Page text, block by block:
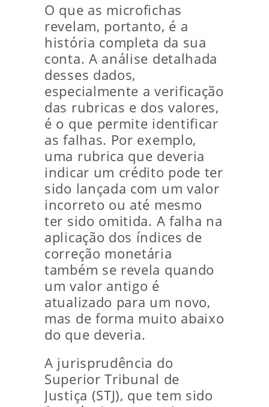
O que as microfichas
revelam, portanto, é a
história completa da sua
conta. A análise detalhada
desses dados,
especialmente a verificação
das rubricas e dos valores,
é o que permite identificar
as falhas. Por exemplo,
uma rubrica que deveria
indicar um crédito pode ter
sido lançada com um valor
incorreto ou até mesmo
ter sido omitida. A falha na
aplicação dos índices de
correção monetária
também se revela quando
um valor antigo é
atualizado para um novo,
mas de forma muito abaixo
do que deveria.
A jurisprudência do
Superior Tribunal de
Justiça (STJ), que tem sido